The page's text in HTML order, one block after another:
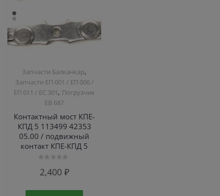
Запчасти Балканкар,
Запчасти ЕП 001 / ЕП 006 /
ЕП 011 / ЕС 301, Погрузчик
ЕВ 687
Контактный мост КПЕ-
КПД 5 113499 42353
05.00 / подвижный
контакт КПЕ-КПД 5
02,400 ₽